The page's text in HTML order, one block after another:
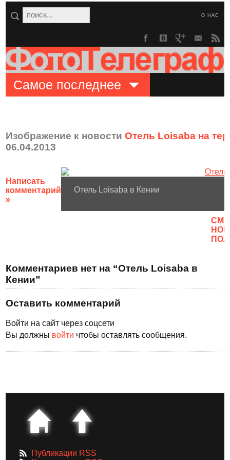
О НАС
Самое последнее
Изображение к новостиОтель Loisaba на
06.04.2013
Написать
комментарий
»
Отель Loisaba в Кении
Комментариев нет на “Отель Loisaba в
Кении”
Оставить комментарий
Войти на сайт через соцсети
Вы должны войти чтобы оставлять сообщения.
Публикации RSS